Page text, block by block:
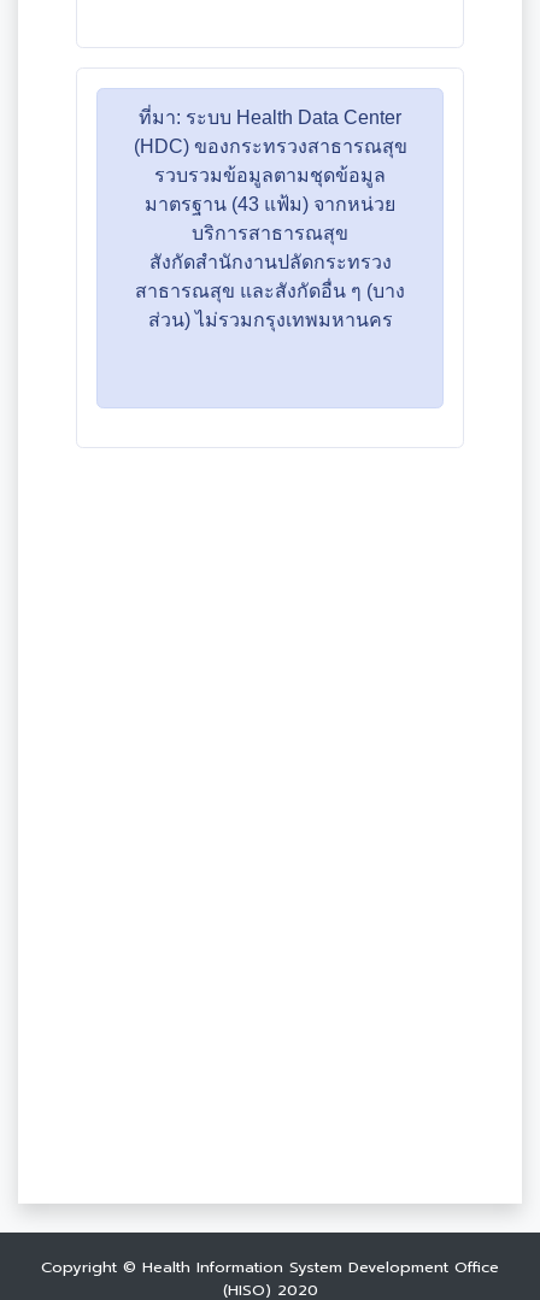
Copyright © Health Information System Development Office
(HISO) 2020